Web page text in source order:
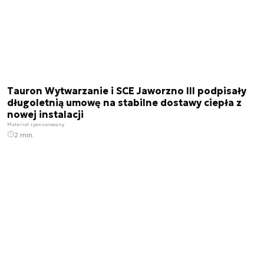
Tauron Wytwarzanie i SCE Jaworzno III podpisały
długoletnią umowę na stabilne dostawy ciepła z
nowej instalacji
Materiał sponsorowany
2 min.